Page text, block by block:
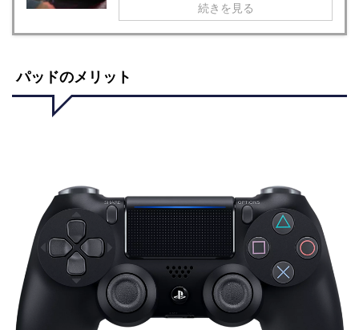
続きを見る
パッドのメリット